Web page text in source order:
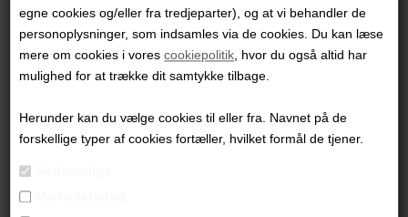
egne cookies og/eller fra tredjeparter), og at vi behandler de
personoplysninger, som indsamles via de cookies. Du kan læse
mere om cookies i vorescookiepolitik , hvor du også altid har
mulighed for at trække dit samtykke tilbage.
Herunder kan du vælge cookies til eller fra. Navnet på de
forskellige typer af cookies fortæller, hvilket formål de tjener.
Marck Fink Marck Fink